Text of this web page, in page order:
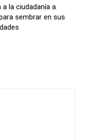
a la ciudadanía a
sembrar en sus